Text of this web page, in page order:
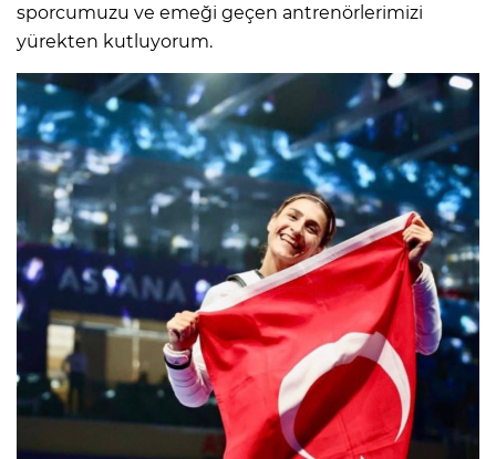
sporcumuzu ve emeği geçen antrenörlerimizi
yürekten kutluyorum.